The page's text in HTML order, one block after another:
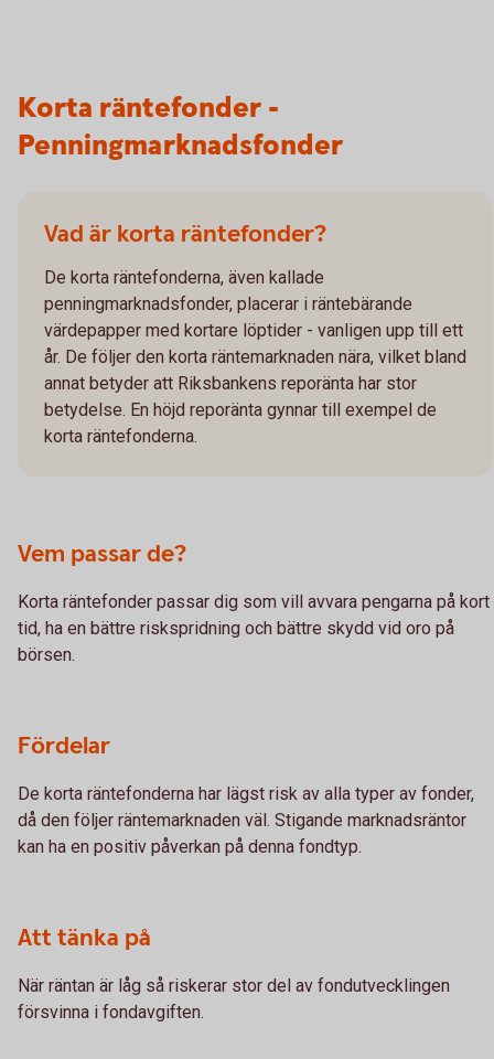
Korta räntefonder -
Penningmarknadsfonder
Vad är korta räntefonder?
De korta räntefonderna, även kallade
penningmarknadsfonder, placerar i räntebärande
värdepapper med kortare löptider - vanligen upp till ett
år. De följer den korta räntemarknaden nära, vilket bland
annat betyder att Riksbankens reporänta har stor
betydelse. En höjd reporänta gynnar till exempel de
korta räntefonderna.
Vem passar de?
Korta räntefonder passar dig som vill avvara pengarna på kort
tid, ha en bättre riskspridning och bättre skydd vid oro på
börsen.
Fördelar
De korta räntefonderna har lägst risk av alla typer av fonder,
då den följer räntemarknaden väl. Stigande marknadsräntor
kan ha en positiv påverkan på denna fondtyp.
Att tänka på
När räntan är låg så riskerar stor del av fondutvecklingen
försvinna i fondavgiften.